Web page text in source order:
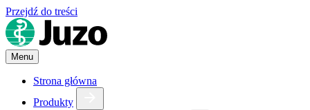
Przejdź do treści
Menu
Strona główna
Produkty